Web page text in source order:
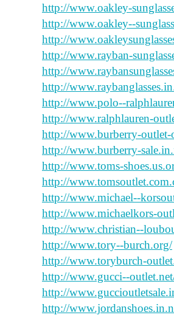
http://www.oakley-
http://www.oakley--
http://
http://www.rayban-
http://
http://
http://www.polo--
http://www.ralphlauren-
http://www.burberry-outlet-
http://www.burberry-
http://www.toms-
http://
http://www.michael--
http://www.michaelkors-
http://www.christian--
http://www.tory--burch.org/
http://www.toryburch-
http://www.gucci--
http://
http://